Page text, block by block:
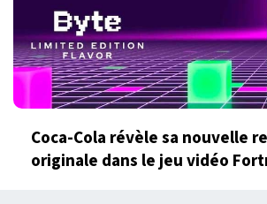
Coca-Cola révèle sa nouvelle
originale dans le jeu vidéo